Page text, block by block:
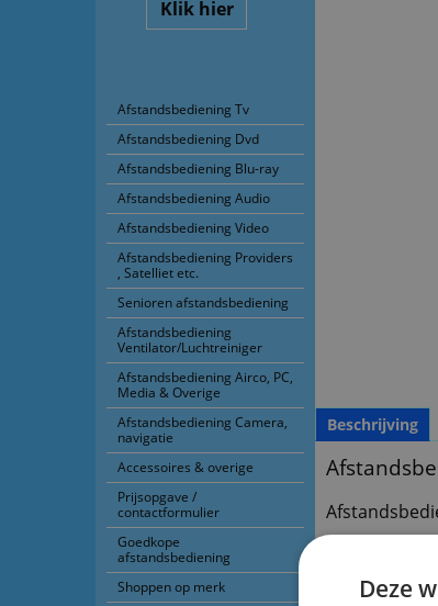
Klik hier
Afstandsbediening Tv
Afstandsbediening Dvd
Afstandsbediening Blu-ray
Afstandsbediening Audio
Afstandsbediening Video
Afstandsbediening Providers
, Satelliet etc.
Senioren afstandsbediening
Afstandsbediening
Ventilator/Luchtreiniger
Afstandsbediening Airco, PC,
Media & Overige
Afstandsbediening Camera,
navigatie
Accessoires & overige
Prijsopgave /
contactformulier
Goedkope
afstandsbediening
Shoppen op merk
Beschrijving
n.qxx30 x4
Deze